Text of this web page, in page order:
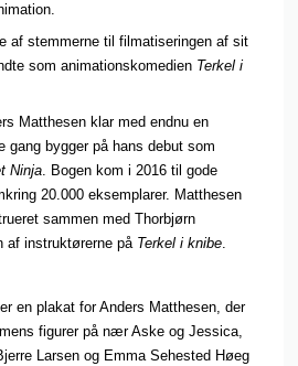
af stemmerne til filmatiseringen af sit
som animationskomedien Terkel i
Matthesen klar med endnu en
gang bygger på hans debut som
Ninja. Bogen kom i 2016 til gode
20.000 eksemplarer. Matthesen
sammen med Thorbjørn
af instruktørerne på Terkel i knibe.
en plakat for Anders Matthesen, der
figurer på nær Aske og Jessica,
Larsen og Emma Sehested Høeg